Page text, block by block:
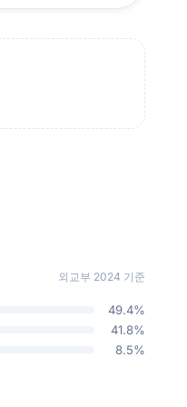
외교부 2024 기준
49.4%
41.8%
8.5%